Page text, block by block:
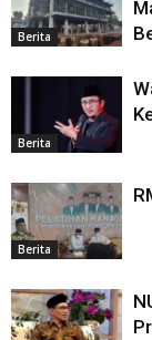
Berita
Berita
Berita